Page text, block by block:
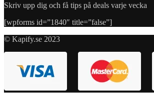
Skriv upp dig och få tips på deals varje vecka
[wpforms id=”1840″ title=”false”]
© Kapify.se 2023